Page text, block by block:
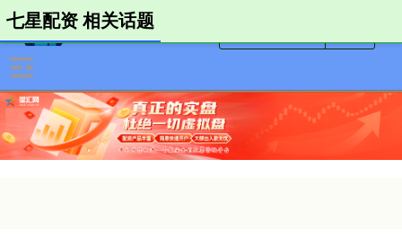
七星配资 相关话题